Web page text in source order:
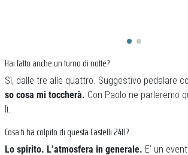
Hai fatto anche un turno di notte?
Sì, dalle tre alle quattro. Suggestivo pedalare
so cosa mi toccherà. Con Paolo ne parleremo
lì.
Cosa ti ha colpito di questa Castelli 24H?
Lo spirito. L’atmosfera in generale. E’ un